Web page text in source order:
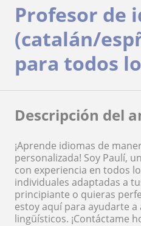
Profesor de
(catalán/
para todos
Descripción del
¡Aprende idiomas de
personalizada! Soy Paulí,
con experiencia en todos
individuales adaptadas a
principiante o quieras
estoy aquí para ayudarte
lingüísticos. ¡Contáctame